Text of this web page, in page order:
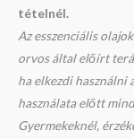
tételnél.
Az esszenciális
orvos által előírt
ha elkezdi használni
használata előtt
Gyermekeknél,